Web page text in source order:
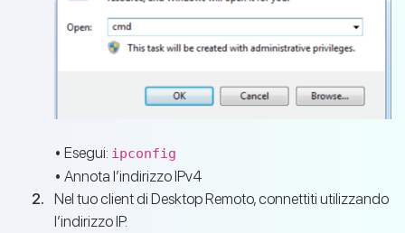
• Esegui: ipconfig
• Annota l’indirizzo IPv4
Nel tuo client di Desktop Remoto, connettiti utilizzando
l’indirizzo IP.